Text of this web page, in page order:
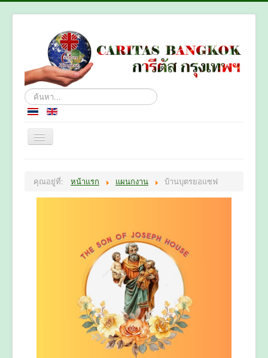
ค้นหา...
เกี่ยวกับเรา
คุณอยู่ที่: หน้าแรก แผนกงาน บ้านบุตรยอแซฟ